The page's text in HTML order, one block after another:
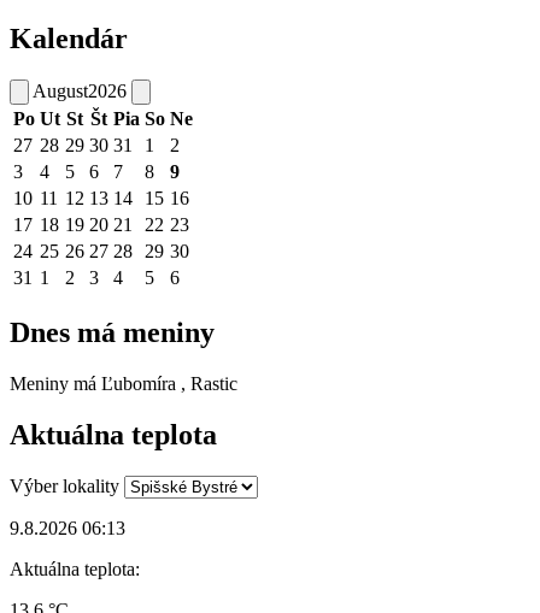
Kalendár
August2026
Po Ut St Št Pia So Ne
27 28 29 30 31 1
2
3
4 5 6 7 8
9
10 11 12 13 14 15 16
17 18 19 20 21 22 23
24 25 26 27 28 29 30
31 1 2 3 4 5 6
Dnes má meniny
Meniny má Ľubomíra , Rastic
Aktuálna teplota
Výber lokality
9.8.2026 06:13
Aktuálna teplota: